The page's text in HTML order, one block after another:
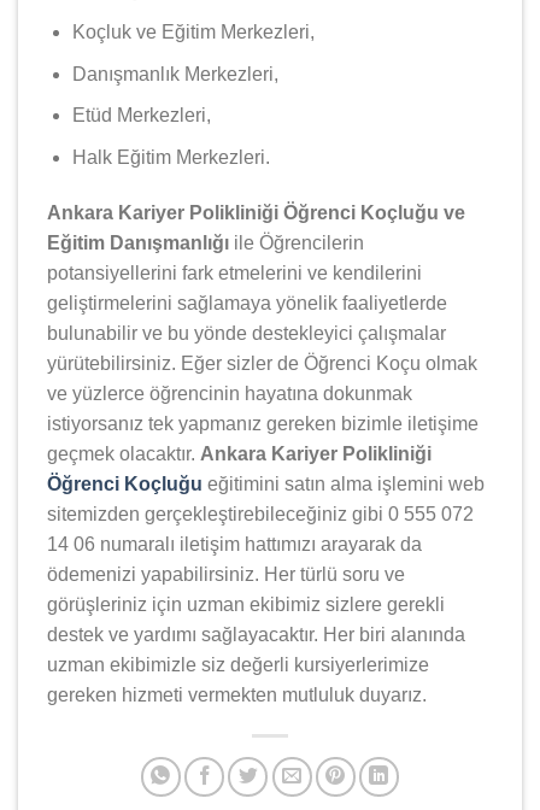
Koçluk ve Eğitim Merkezleri,
Danışmanlık Merkezleri,
Etüd Merkezleri,
Halk Eğitim Merkezleri.
Ankara Kariyer Polikliniği Öğrenci Koçluğu ve
Eğitim Danışmanlığı ile Öğrencilerin
potansiyellerini fark etmelerini ve kendilerini
geliştirmelerini sağlamaya yönelik faaliyetlerde
bulunabilir ve bu yönde destekleyici çalışmalar
yürütebilirsiniz. Eğer sizler de Öğrenci Koçu olmak
ve yüzlerce öğrencinin hayatına dokunmak
istiyorsanız tek yapmanız gereken bizimle iletişime
geçmek olacaktır. Ankara Kariyer Polikliniği
Öğrenci Koçluğu eğitimini satın alma işlemini web
sitemizden gerçekleştirebileceğiniz gibi 0 555 072
14 06 numaralı iletişim hattımızı arayarak da
ödemenizi yapabilirsiniz. Her türlü soru ve
görüşleriniz için uzman ekibimiz sizlere gerekli
destek ve yardımı sağlayacaktır. Her biri alanında
uzman ekibimizle siz değerli kursiyerlerimize
gereken hizmeti vermekten mutluluk duyarız.